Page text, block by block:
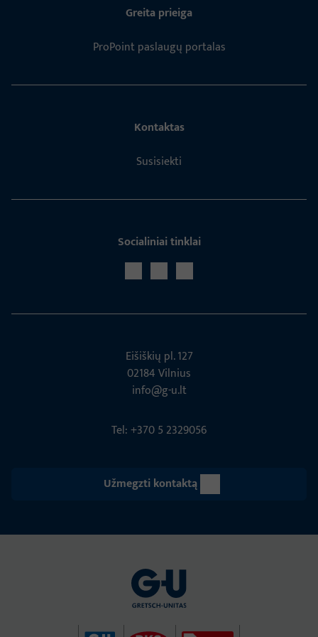
Greita prieiga
ProPoint paslaugų portalas
Kontaktas
Susisiekti
Socialiniai tinklai
Eišiškių pl. 127
02184 Vil­nius
info@g-u.lt
Tel: +370 5 2329056
Užmegzti kontaktą